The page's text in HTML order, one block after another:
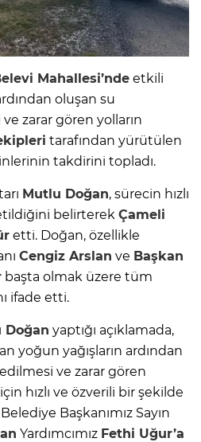
Mahallesi’nde etkili
oluşan su
zarar gören yolların
tarafından yürütülen
takdirini topladı.
Mutlu Doğan, sürecin hızlı
belirterek Çameli
etti. Doğan, özellikle
Cengiz Arslan ve Başkan
başta olmak üzere tüm
ifade etti.
Doğan yaptığı açıklamada,
yoğun yağışların ardından
edilmesi ve zarar gören
için hızlı ve özverili bir şekilde
Başkanımız Sayın
Yardımcımız Fethi Uğur’a